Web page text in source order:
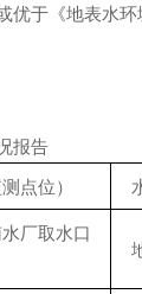
于《地表水
报告
点位）
厂取水口